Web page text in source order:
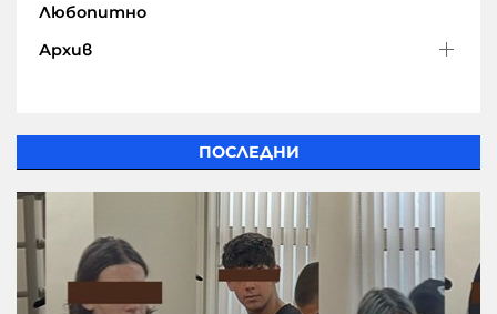
Любопитно
Архив
ПОСЛЕДНИ